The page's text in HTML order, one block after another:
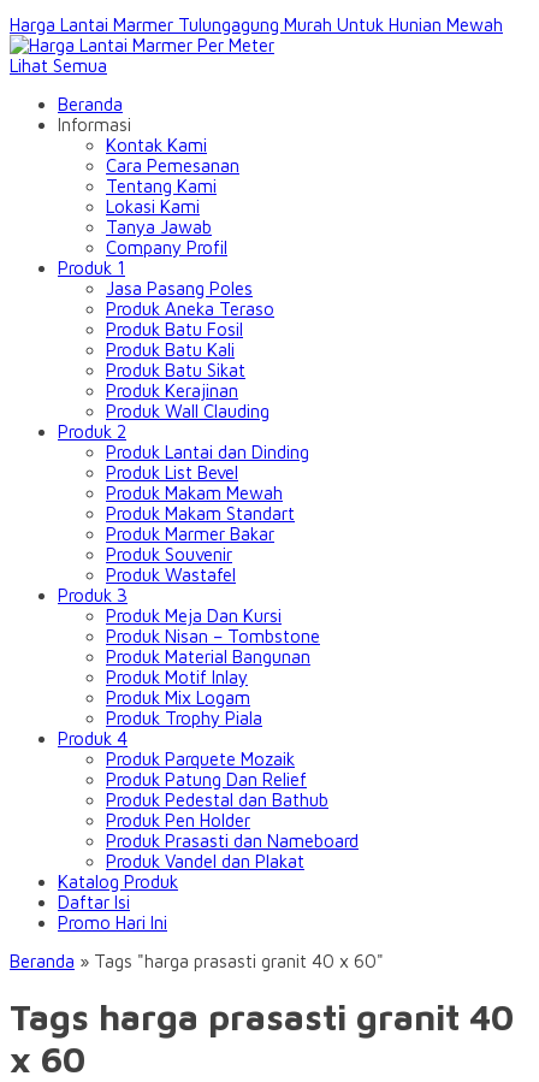
Harga Lantai Marmer Tulungagung Murah Untuk Hunian Mewah
Lihat Semua
Beranda
Informasi
Kontak Kami
Cara Pemesanan
Tentang Kami
Lokasi Kami
Tanya Jawab
Company Profil
Produk 1
Jasa Pasang Poles
Produk Aneka Teraso
Produk Batu Fosil
Produk Batu Kali
Produk Batu Sikat
Produk Kerajinan
Produk Wall Clauding
Produk 2
Produk Lantai dan Dinding
Produk List Bevel
Produk Makam Mewah
Produk Makam Standart
Produk Marmer Bakar
Produk Souvenir
Produk Wastafel
Produk 3
Produk Meja Dan Kursi
Produk Nisan – Tombstone
Produk Material Bangunan
Produk Motif Inlay
Produk Mix Logam
Produk Trophy Piala
Produk 4
Produk Parquete Mozaik
Produk Patung Dan Relief
Produk Pedestal dan Bathub
Produk Pen Holder
Produk Prasasti dan Nameboard
Produk Vandel dan Plakat
Katalog Produk
Daftar Isi
Promo Hari Ini
Beranda » Tags "harga prasasti granit 40 x 60"
Tags harga prasasti granit 40
x 60